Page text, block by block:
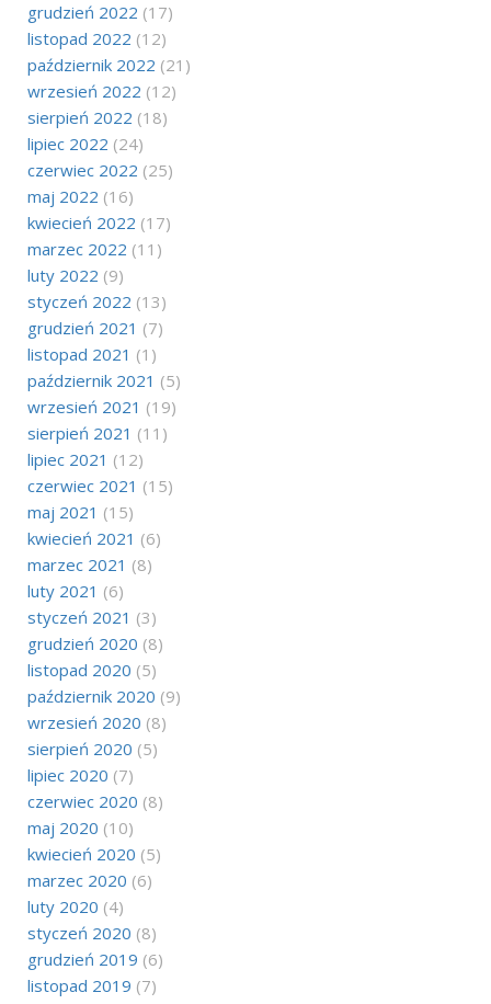
grudzień 2022 (17)
listopad 2022 (12)
październik 2022 (21)
wrzesień 2022 (12)
sierpień 2022 (18)
lipiec 2022 (24)
czerwiec 2022 (25)
maj 2022 (16)
kwiecień 2022 (17)
marzec 2022 (11)
luty 2022 (9)
styczeń 2022 (13)
grudzień 2021 (7)
listopad 2021 (1)
październik 2021 (5)
wrzesień 2021 (19)
sierpień 2021 (11)
lipiec 2021 (12)
czerwiec 2021 (15)
maj 2021 (15)
kwiecień 2021 (6)
marzec 2021 (8)
luty 2021 (6)
styczeń 2021 (3)
grudzień 2020 (8)
listopad 2020 (5)
październik 2020 (9)
wrzesień 2020 (8)
sierpień 2020 (5)
lipiec 2020 (7)
czerwiec 2020 (8)
maj 2020 (10)
kwiecień 2020 (5)
marzec 2020 (6)
luty 2020 (4)
styczeń 2020 (8)
grudzień 2019 (6)
listopad 2019 (7)